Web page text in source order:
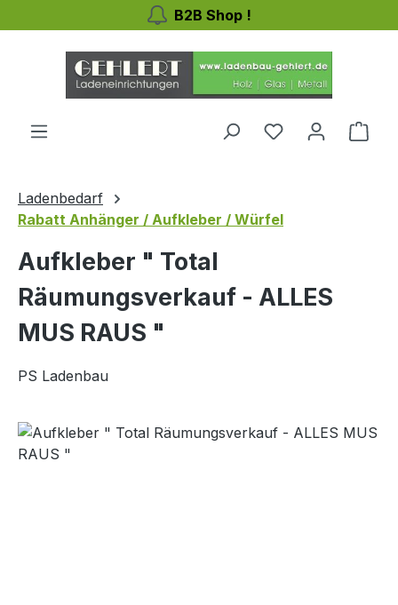
Zum Hauptinhalt springenB2B Shop !
Ladenbedarf
Rabatt Anhänger / Aufkleber / Würfel
Aufkleber " Total
Räumungsverkauf - ALLES
MUS RAUS "
PS Ladenbau
Bildergalerie überspringen